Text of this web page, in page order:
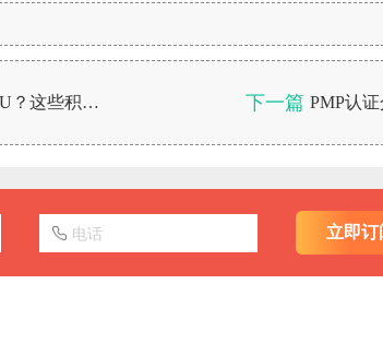
PMP 续证需 60 个 PDU？这些积累方式真的可行吗？ 下一篇 PMP认
立即订